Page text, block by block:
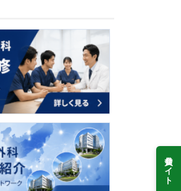
会員サイト